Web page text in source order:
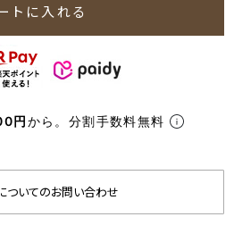
トに入れる
円から。分割手数料無料
ついてのお問い合わせ